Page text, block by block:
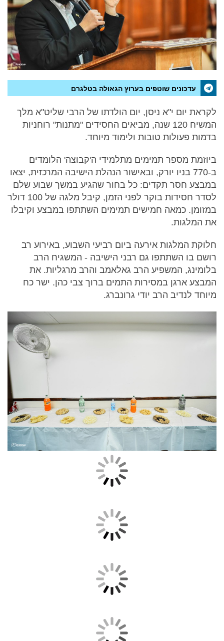
עדכונים שוטפים בערוץ הגאולה בטלגרם
לקראת יום י"א ניסן, יום הולדתו של הרבי שליט"א מלך
המשיח 120 שנה, מביאים החסידים "מתנות" רוחניות
בדמות פעולות טובות ולימוד מיוחד.
ביוזמת מספר תמימים מתלמידי ה'קבוצה' הלומדים
ב-770 בניו יורק, ובאישור הנהלת הישיבה המרכזית, יצאו
במבצע חסר תקדים: כל בחור שהגיע במשך שבוע שלם
לסדר חסידות בוקר לפני הזמן, קיבל מלגה של 100 דולר
במזומן. כמאה חמישים תמימים השתתפו במבצע וקיבלו
את המלגות.
חלוקת המלגות אירעה ביום רביעי השבוע, באירוע רב
רושם בו השתתפו גם רבני הישיבה - המשגיח הרב
בלומינג, המשפיע הרב גאלאמב והרב מרגליות. את
המבצע ארגן במסירות התמים ברוך צבי כהן. ישר כח
מיוחד לנדיב הרב יודי גרונברג.